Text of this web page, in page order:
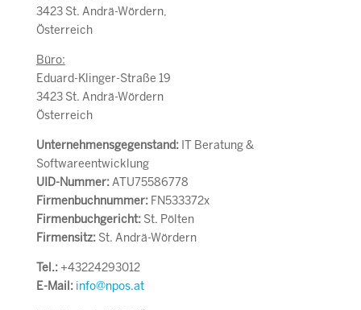
3423 St. Andrä-Wördern,
Österreich
Büro:
Eduard-Klinger-Straße 19
3423 St. Andrä-Wördern
Österreich
Unternehmensgegenstand:IT Beratung &
Softwareentwicklung
UID-Nummer:ATU75586778
Firmenbuchnummer:FN533372x
Firmenbuchgericht:St. Pölten
Firmensitz:St. Andrä-Wördern
Tel.:+43224293012
E-Mail: info@npos.at